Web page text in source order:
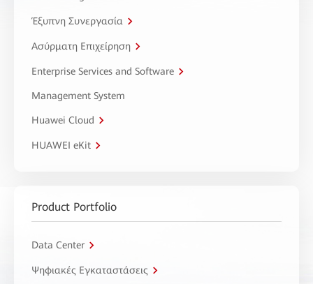
Έξυπνη Συνεργασία
Ασύρματη Επιχείρηση
Enterprise Services and Software
Management System
Huawei Cloud
HUAWEI eKit
Product Portfolio
Data Center
Ψηφιακές Εγκαταστάσεις